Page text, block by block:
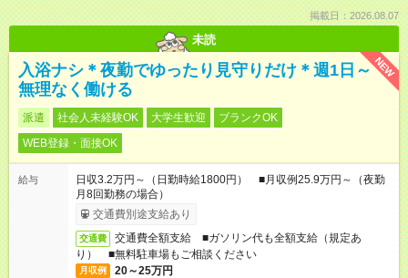
掲載日：2026.08.07
未読
NEW
入浴ナシ＊夜勤でゆったり見守りだけ＊週1日～
無理なく働ける
派遣 社会人未経験OK 大学生歓迎
ブランクOK
WEB登録・面接OK
給与
日収3.2万円～（日勤時給1800円） ■月収例25.9万円～（夜勤
月8回勤務の場合）
交通費別途支給あり
交通費
交通費全額支給 ■ガソリン代も全額支給（規定あ
り） ■無料駐車場もご相談ください
月収例 20～25万円